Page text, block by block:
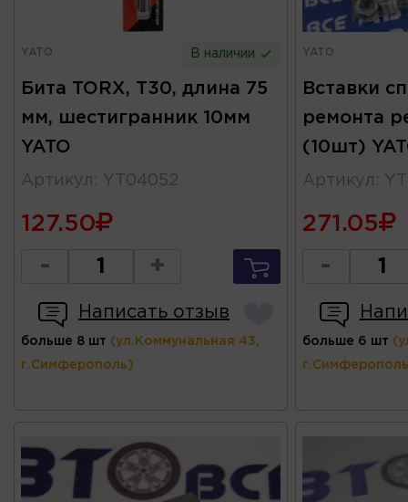
YATO В наличии
Бита TORX, T30, длина 75
мм, шестигранник 10мм
YATO
Артикул : YT04052
127.50
- +
Написать отзыв
больше 8 шт (ул.Коммунальная 43,
г.Симферополь)
YATO
Вставки
ремонта
(10шт)
Артикул :
271.05
-
больше 6 шт